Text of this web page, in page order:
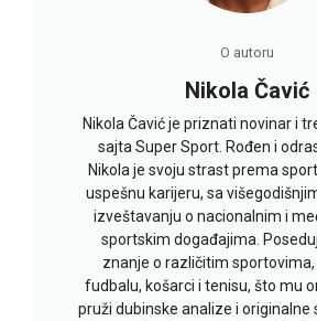
O autoru
Nikola Čavić
Nikola Čavić je priznati novinar i
sajta Super Sport. Rođen i
Nikola je svoju strast prema
uspešnu karijeru, sa
izveštavanju o nacionalnim i
sportskim događajima.
znanje o različitim sportovima,
fudbalu, košarci i tenisu, što mu
pruži dubinske analize i originalne